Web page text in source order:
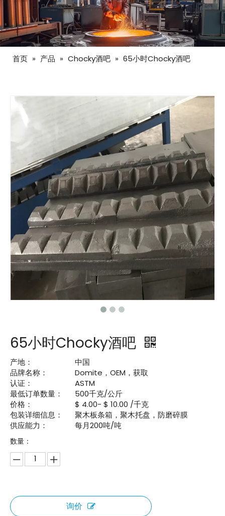
首页 » 产品 » Chocky酒吧 » 65小时Chocky酒吧
65小时Chocky酒吧
产地：
中国
品牌名称：
Domite，OEM，获取
认证：
ASTM
最低订单数量：
500千克/公斤
价格：
$ 4.00- $ 10.00 /千克
包装详细信息：
聚木板条箱，聚木托盘，防磨碎膜
供应能力：
每月200吨/吨
数量：
询价